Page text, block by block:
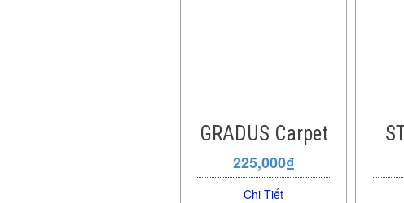
GRADUS Carpet
225,000₫
Chi Tiết